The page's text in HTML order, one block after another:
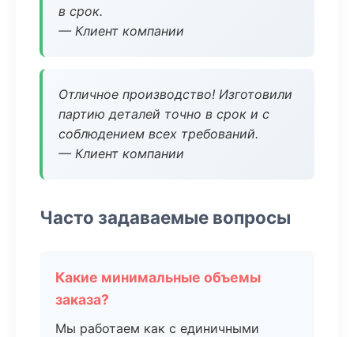
в срок.
— Клиент компании
Отличное производство! Изготовили
партию деталей точно в срок и с
соблюдением всех требований.
— Клиент компании
Часто задаваемые вопросы
Какие минимальные объемы
заказа?
Мы работаем как с единичными